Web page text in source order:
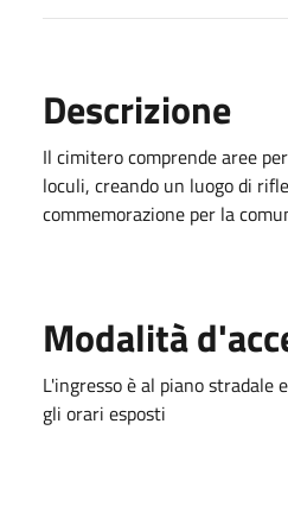
Descrizione
Il cimitero comprende aree
loculi, creando un luogo di
commemorazione per la
Modalità
L'ingresso è al piano stradale
gli orari esposti